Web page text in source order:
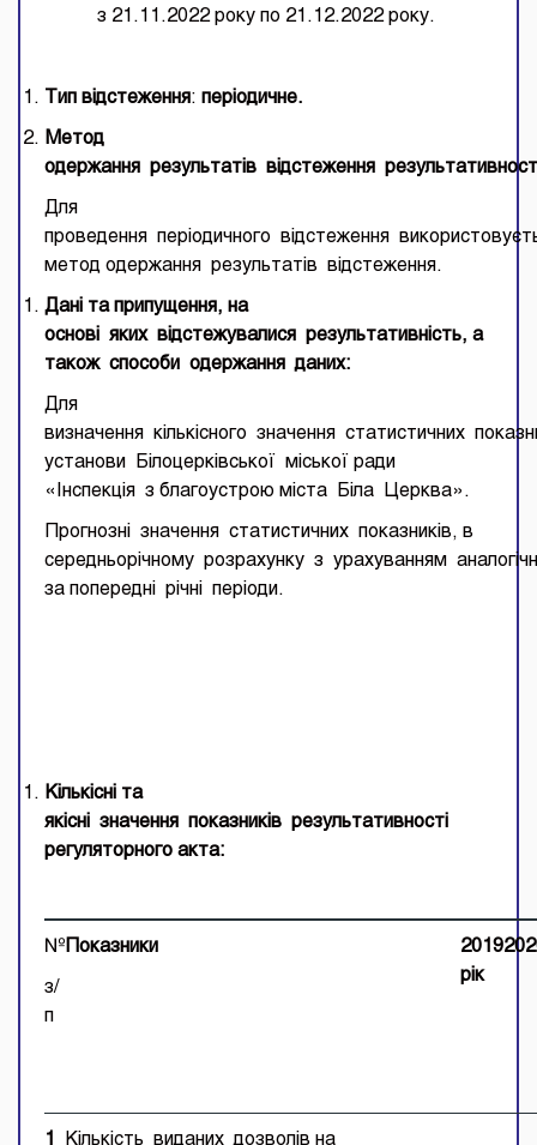
з 21.11.2022 року по 21.12.2022 року.
Тип відстеження : періодичне.
Метод
одержання
результатів в ідстеження
Для
проведення періодичного відстеження
метод одержання результатів відстеження.
Дан та припущення , на
основі
яких відстежувалися результативність, а
також способи одержання даних:
Для
визначення кількісного значення статистичних
установи Білоцерківської міської ради
«Інспекція з благоустрою міста Біла Церква».
Прогнозні значення статистичних показників, в
середньорічному розрахунку з урахуванням
за попередні річні періоди.
Кількісні
та
якісні
значення показників
результативності
регуляторного акта:
№
з/
п
Показники
2019
р ік
20
1 Кількість виданих дозволів на